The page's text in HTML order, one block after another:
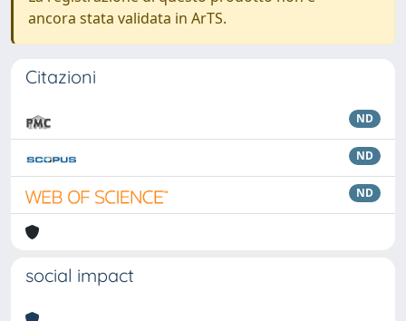
ancora stata validata in ArTS.
Citazioni
ND
ND
ND
social impact